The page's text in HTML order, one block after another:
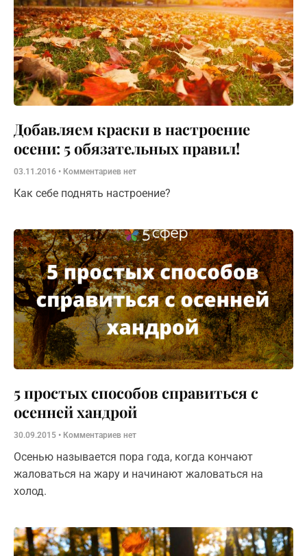
Добавляем краски в настроение
осени: 5 обязательных правил!
03.11.2016 Комментариев нет
Как себе поднять настроение?
​5 простых способов справиться с
осенней хандрой
30.09.2015 Комментариев нет
Осенью называется пора года, когда кончают
жаловаться на жару и начинают жаловаться на
холод.